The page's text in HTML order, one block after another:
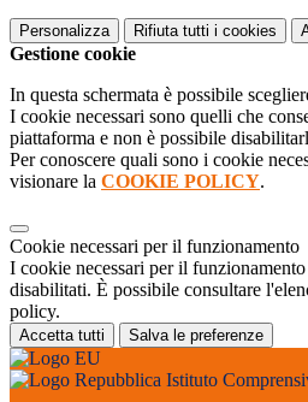
Personalizza Rifiuta tutti i cookies
Gestione cookie
In questa schermata è possibile
I cookie necessari sono quelli che
piattaforma e non è possibile
Per conoscere quali sono i cookie
visionare la COOKIE POLICY.
Cookie necessari per il funzionamento
I cookie necessari per il funzionamento
disabilitati. È possibile consultare
policy.
Accetta tutti Salva le preferenze
Istituto